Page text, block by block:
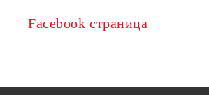
Facebook страница